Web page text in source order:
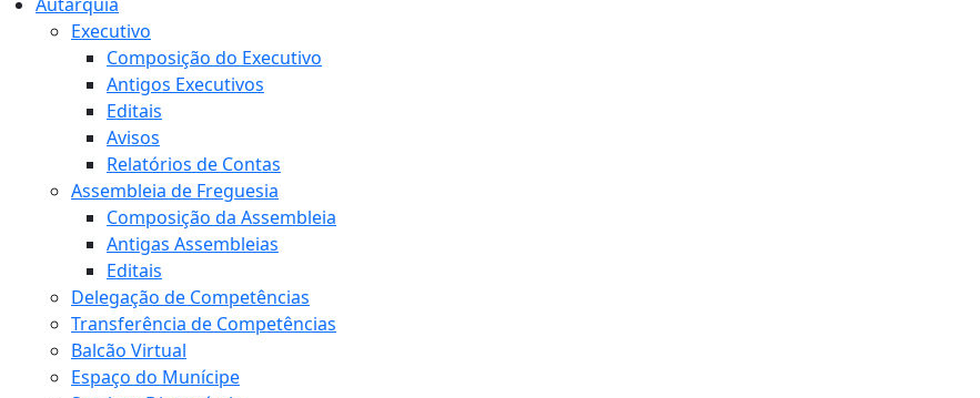
Autarquia
Executivo
Composição do Executivo
Antigos Executivos
Editais
Avisos
Relatórios de Contas
Assembleia de Freguesia
Composição da Assembleia
Antigas Assembleias
Editais
Delegação de Competências
Transferência de Competências
Balcão Virtual
Espaço do Munícipe